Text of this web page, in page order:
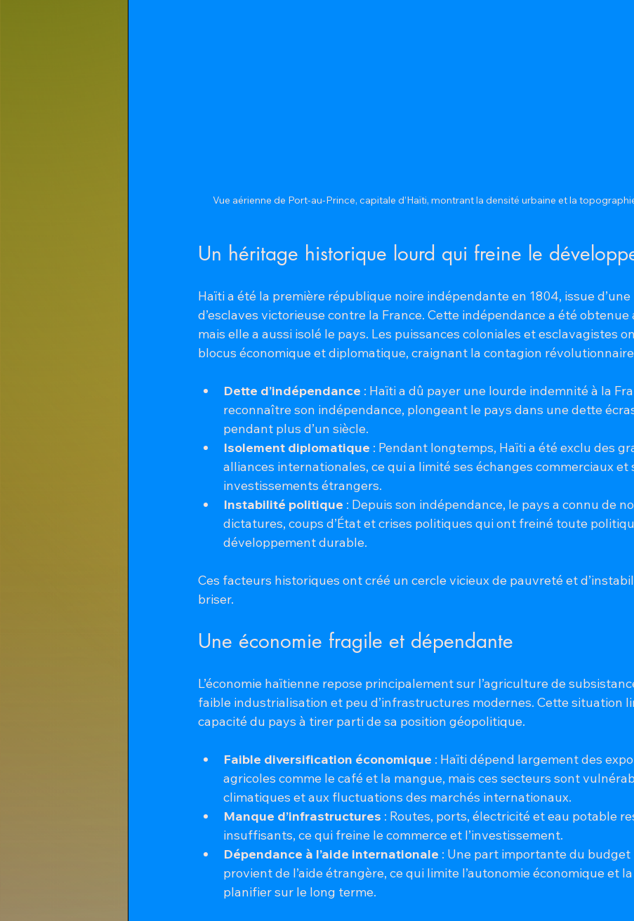
Vue aérienne de Port-au-Prince, capitale d’Haïti, montrant la densité urbaine et la
Un héritage historique lourd qui freine le
Haïti a été la première république noire indépendante en 1804, issue
d’esclaves victorieuse contre la France. Cette indépendance a été obtenue
mais elle a aussi isolé le pays. Les puissances coloniales et esclavagistes
blocus économique et diplomatique, craignant la contagion
Dette d’indépendance : Haïti a dû payer une lourde indemnité à la
reconnaître son indépendance, plongeant le pays dans une dette
pendant plus d’un siècle.
Isolement diplomatique : Pendant longtemps, Haïti a été exclu des
alliances internationales, ce qui a limité ses échanges commerciaux et
investissements étrangers.
Instabilité politique : Depuis son indépendance, le pays a connu de
dictatures, coups d’État et crises politiques qui ont freiné toute
développement durable.
Ces facteurs historiques ont créé un cercle vicieux de pauvreté et
briser.
Une économie fragile et dépendante
L’économie haïtienne repose principalement sur l’agriculture de
faible industrialisation et peu d’infrastructures modernes. Cette situation
capacité du pays à tirer parti de sa position géopolitique.
Faible diversification économique : Haïti dépend largement des
agricoles comme le café et la mangue, mais ces secteurs sont
climatiques et aux fluctuations des marchés internationaux.
Manque d’infrastructures : Routes, ports, électricité et eau potable
insuffisants, ce qui freine le commerce et l’investissement.
Dépendance à l’aide internationale : Une part importante du budget
provient de l’aide étrangère, ce qui limite l’autonomie économique et
planifier sur le long terme.